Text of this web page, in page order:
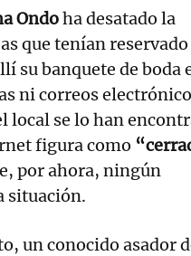
Ondoha desatado la
que tenían
su banquete de boda
ni correos
local se lo han
figura como
por ahora, ningún
situación.
un conocido asador